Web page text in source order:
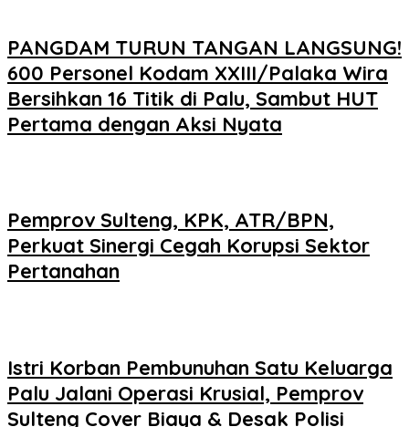
PANGDAM TURUN TANGAN LANGSUNG!
600 Personel Kodam XXIII/Palaka Wira
Bersihkan 16 Titik di Palu, Sambut HUT
Pertama dengan Aksi Nyata
Pemprov Sulteng, KPK, ATR/BPN,
Perkuat Sinergi Cegah Korupsi Sektor
Pertanahan
Istri Korban Pembunuhan Satu Keluarga
Palu Jalani Operasi Krusial, Pemprov
Sulteng Cover Biaya & Desak Polisi